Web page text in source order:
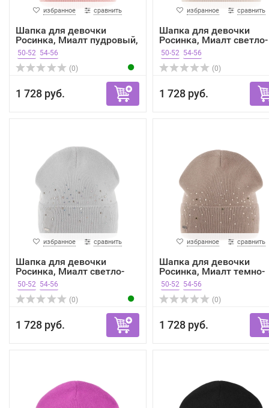
избранное сравнить
Шапка для девочки
Росинка, Миалт пудровый,
...
50-52 54-56
(0)
1 728 руб.
избранное сравнить
Шапка для девочки
Росинка, Миалт светло-
беж...
50-52 54-56
(0)
1 728 руб.
избранное сравнить
Шапка для девочки
Росинка, Миалт светло-
сер...
50-52 54-56
(0)
1 728 руб.
избранное сравнить
Шапка для девочки
Росинка, Миалт темно-
беже...
50-52 54-56
(0)
1 728 руб.